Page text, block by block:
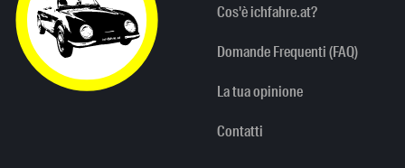
Cos'è ichfahre.at?
Domande Frequenti (FAQ)
La tua opinione
Contatti